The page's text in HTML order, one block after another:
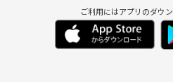
ご利用にはアプリのダウ